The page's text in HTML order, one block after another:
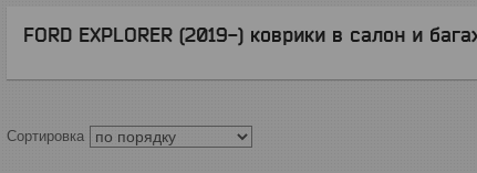
FORD EXPLORER (2019-) коврики в салон и